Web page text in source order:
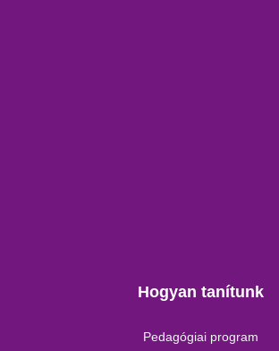
Hogyan tanítunk
Pedagógiai program